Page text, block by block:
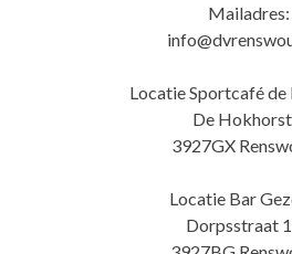
Mailadres:
Locatie Sportcafé
De
3927GX
Locatie Bar
Dorpsstraat